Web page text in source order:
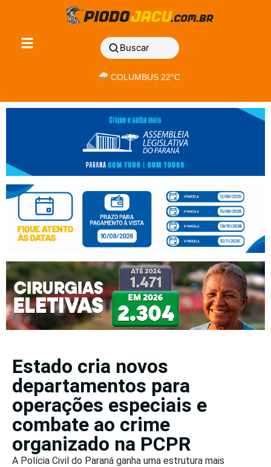
Buscar
COLUMBUS 22°C
Estado cria novos
departamentos para
operações especiais e
combate ao crime
organizado na PCPR
A Polícia Civil do Paraná ganha uma estrutura mais